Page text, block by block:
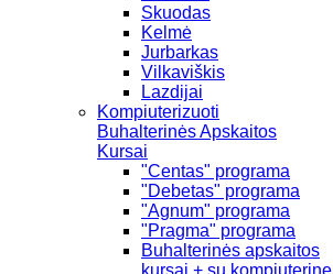
Skuodas
Kelmė
Jurbarkas
Vilkaviškis
Lazdijai
Kompiuterizuoti
Buhalterinės Apskaitos
Kursai
"Centas" programa
"Debetas" programa
"Agnum" programa
"Pragma" programa
Buhalterinės apskaitos